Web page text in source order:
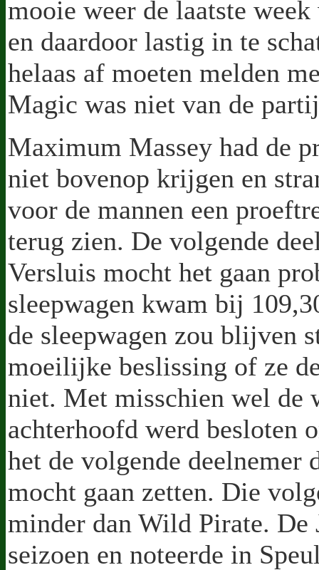
mooie weer de laatste
en daardoor lastig in te
helaas af moeten melden
Magic was niet van de
Maximum Massey had de
niet bovenop krijgen en
voor de mannen een
terug zien. De volgende
Versluis mocht het gaan
sleepwagen kwam bij
de sleepwagen zou blijven
moeilijke beslissing of ze
niet. Met misschien wel de
achterhoofd werd besloten
het de volgende deelnemer
mocht gaan zetten. Die
minder dan Wild Pirate. De
seizoen en noteerde in